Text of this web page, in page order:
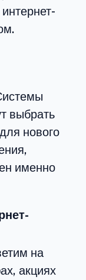
выбрать
нового
именно
на
акциях